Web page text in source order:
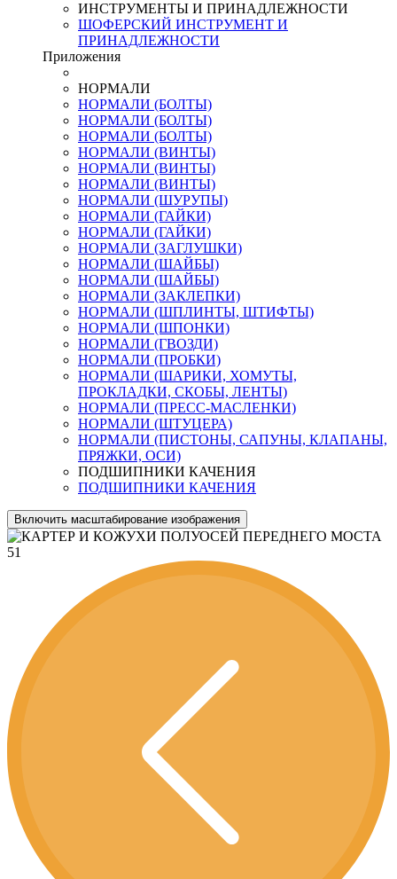
ИНСТРУМЕНТЫ И ПРИНАДЛЕЖНОСТИ
ШОФЕРСКИЙ ИНСТРУМЕНТ И
ПРИНАДЛЕЖНОСТИ
Приложения
НОРМАЛИ
НОРМАЛИ (БОЛТЫ)
НОРМАЛИ (БОЛТЫ)
НОРМАЛИ (БОЛТЫ)
НОРМАЛИ (ВИНТЫ)
НОРМАЛИ (ВИНТЫ)
НОРМАЛИ (ВИНТЫ)
НОРМАЛИ (ШУРУПЫ)
НОРМАЛИ (ГАЙКИ)
НОРМАЛИ (ГАЙКИ)
НОРМАЛИ (ЗАГЛУШКИ)
НОРМАЛИ (ШАЙБЫ)
НОРМАЛИ (ШАЙБЫ)
НОРМАЛИ (ЗАКЛЕПКИ)
НОРМАЛИ (ШПЛИНТЫ, ШТИФТЫ)
НОРМАЛИ (ШПОНКИ)
НОРМАЛИ (ГВОЗДИ)
НОРМАЛИ (ПРОБКИ)
НОРМАЛИ (ШАРИКИ, ХОМУТЫ,
ПРОКЛАДКИ, СКОБЫ, ЛЕНТЫ)
НОРМАЛИ (ПРЕСС-МАСЛЕНКИ)
НОРМАЛИ (ШТУЦЕРА)
НОРМАЛИ (ПИСТОНЫ, САПУНЫ, КЛАПАНЫ,
ПРЯЖКИ, ОСИ)
ПОДШИПНИКИ КАЧЕНИЯ
ПОДШИПНИКИ КАЧЕНИЯ
Включить масштабирование изображения